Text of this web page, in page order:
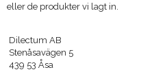
eller de produkter vi lagt in.
Dilectum AB
Stenåsavägen 5
439 53 Åsa